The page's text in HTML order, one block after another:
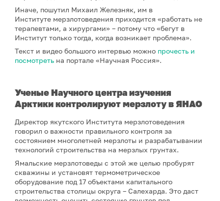
Иначе, пошутил Михаил Железняк, им в
Институте мерзлотоведения приходится «работать не
терапевтами, а хирургами» – потому что «бегут в
Институт только тогда, когда возникает проблема».
Текст и видео большого интервью можно прочесть и
посмотреть на портале «Научная Россия».
Ученые Научного центра изучения
Арктики контролируют мерзлоту в ЯНАО
Директор якутского Института мерзлотоведения
говорил о важности правильного контроля за
состоянием многолетней мерзлоты и разрабатывании
технологий строительства на мерзлых грунтах.
Ямальские мерзлотоведы с этой же целью пробурят
скважины и установят термометрическое
оборудование под 17 объектами капитального
строительства столицы округа – Салехарда. Это даст